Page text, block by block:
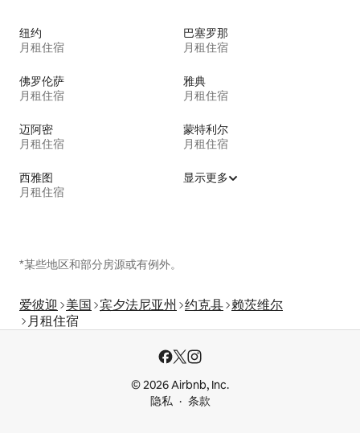
纽约
月租住宿
巴塞罗那
月租住宿
佛罗伦萨
月租住宿
雅典
月租住宿
迈阿密
月租住宿
蒙特利尔
月租住宿
西雅图
月租住宿
显示更多
*某些地区和部分房源或有例外。
爱彼迎 美国 宾夕法尼亚州 约克县 赖茨维尔
月租住宿
© 2026 Airbnb, Inc.
隐私
条款